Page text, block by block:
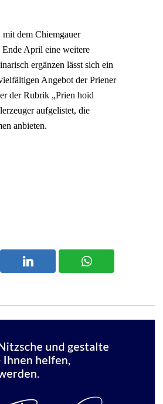
dem Chiemgauer
April eine weitere
ergänzen lässt sich ein
Angebot der Priener
der Rubrik „Prien hoid
aufgelistet, die
anbieten.